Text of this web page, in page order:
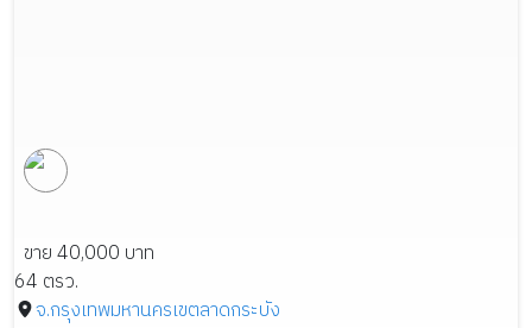
ขาย 40,000 บาท
64 ตรว.
จ.กรุงเทพมหานครเขตลาดกระบัง